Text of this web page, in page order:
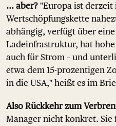
... aber? "Europa ist
Wertschöpfungskette
abhängig, verfügt über
Ladeinfrastruktur, hat
auch für Strom – und
etwa dem 15-prozentigen
in die USA," heißt es im
Also Rückkehr zum
Manager nicht konkret.